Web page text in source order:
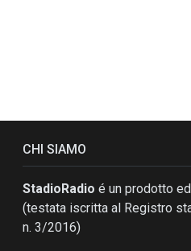
CHI SIAMO
StadioRadio é un prodotto
(testata iscritta al Registro
n. 3/2016)